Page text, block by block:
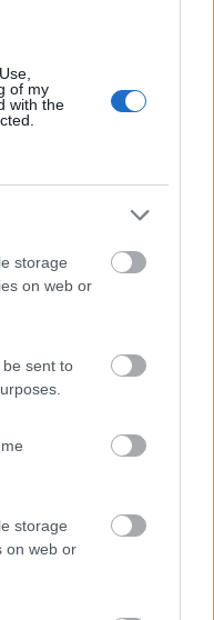
of my
with the
storage
on web or
sent to
storage
on web or
5 e 6 a piacere .il
Ho lo stesso
4 del 1997. Il motorino
che è andata
di simile, un
e sensore 12v che il mio
neanche tanto più o
è il prezzo) 400